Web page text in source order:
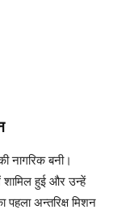
नागरिक बनी।
शामिल हुई और उन्हें
अन्तरिक्ष मिशन